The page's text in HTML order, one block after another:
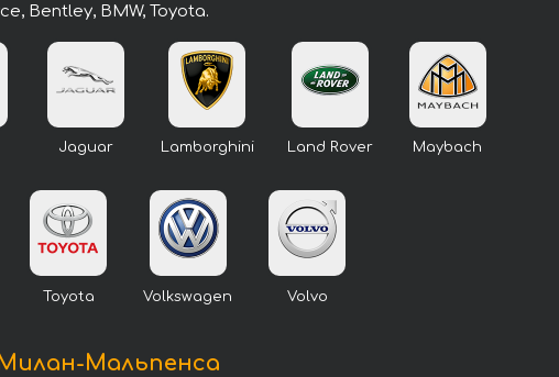
Bentley, BMW, Toyota.
Jaguar Lamborghini Land Rover Maybach
Toyota Volkswagen Volvo
Мальпенса